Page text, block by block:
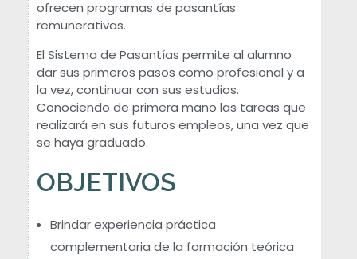
s
a
n
t
í
a
ofrecen programas de pasantías
remunerativas.
El Sistema de Pasantías permite al alumno
dar sus primeros pasos como profesional y a
la vez, continuar con sus estudios.
Conociendo de primera mano las tareas que
realizará en sus futuros empleos, una vez que
se haya graduado.
OBJETIVOS
Brindar experiencia práctica
complementaria de la formación teórica